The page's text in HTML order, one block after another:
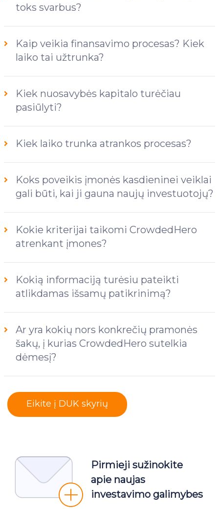
toks svarbus?
Kaip veikia finansavimo procesas? Kiek
laiko tai užtrunka?
Kiek nuosavybės kapitalo turėčiau
pasiūlyti?
Kiek laiko trunka atrankos procesas?
Koks poveikis įmonės kasdieninei veiklai
gali būti, kai ji gauna naujų investuotojų?
Kokie kriterijai taikomi CrowdedHero
atrenkant įmones?
Kokią informaciją turėsiu pateikti
atlikdamas išsamų patikrinimą?
Ar yra kokių nors konkrečių pramonės
šakų, į kurias CrowdedHero sutelkia
dėmesį?
Eikite į DUK skyrių
Pirmieji sužinokite
apie naujas
investavimo galimybes